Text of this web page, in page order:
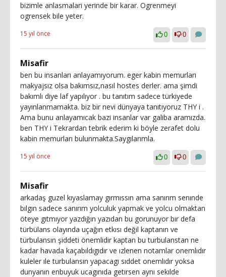
bizimle anlasmalari yerinde bir karar. Ogrenmeyi
ogrensek bile yeter.
15 yıl önce 0 0
Misafir
ben bu insanları anlayamıyorum. eger kabin memurları
makyajsız olsa bakımsız,nasıl hostes derler. ama şimdi
bakımlı diye laf yapılıyor . bu tanıtım sadece türkiyede
yayınlanmamakta. biz bir nevi dünyaya tanıtıyoruz THY i .
Ama bunu anlayamıcak bazi insanlar var galiba aramızda.
ben THY i Tekrardan tebrik ederim ki böyle zerafet dolu
kabin memurları bulunmakta.Saygılarımla.
15 yıl önce 0 0
Misafir
arkadaş guzel kıyaslamay gırmıssın ama sanırım senınde
bılgın sadece sanırım yolculuk yapmak ve yolcu olmaktan
öteye gıtmıyor yazdığın yazıdan bu gorunuyor bır defa
türbülans olayında uçağın etkısı değil kaptanın ve
türbulansın şiddeti önemlidir kaptan bu turbulanstan ne
kadar havada kaçabıldıgıdır ve ızlenen notamlar onemlıdır
kuleler ıle turbulansın yapacagı sıddet onemlıdır yoksa
dunyanın enbuyuk ucagınıda getırsen aynı sekılde